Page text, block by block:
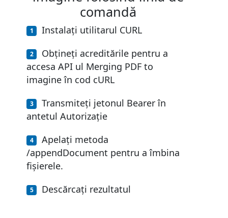
comandă
Instalați utilitarul CURL
Obțineți acreditările pentru a
accesa API ul Merging PDF to
imagine în cod cURL
Transmiteți jetonul Bearer în
antetul Autorizație
Apelați metoda
/appendDocument pentru a îmbina
fișierele.
Descărcați rezultatul